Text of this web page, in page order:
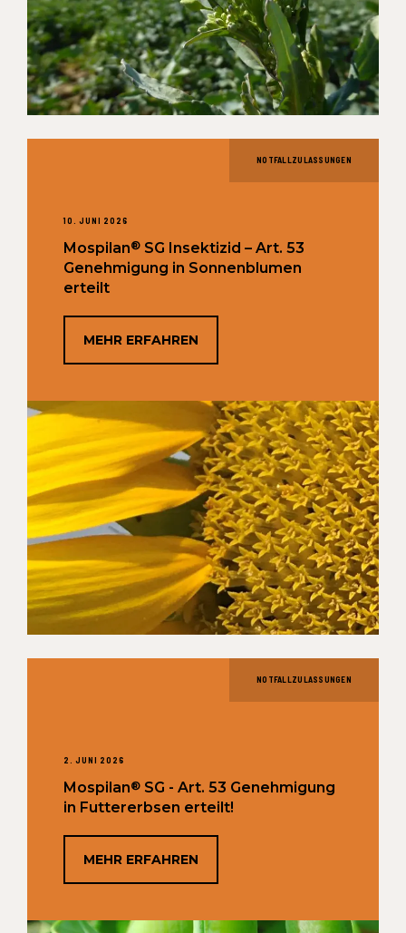
NOTFALLZULASSUNGEN
10. JUNI 2026
Mospilan® SG Insektizid – Art. 53
Genehmigung in Sonnenblumen
erteilt
MEHR ERFAHREN
NOTFALLZULASSUNGEN
2. JUNI 2026
Mospilan® SG - Art. 53 Genehmigung
in Futtererbsen erteilt!
MEHR ERFAHREN